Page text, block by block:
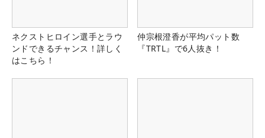
ネクストヒロイン選手とラウ
ンドできるチャンス！詳しく
はこちら！
仲宗根澄香が平均パット数
『TRTL』で6人抜き！